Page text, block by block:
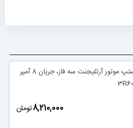
درایور استپ موتور آرتلیجنت سه فاز، جریان 8 آمپر
‎8,210,000تومان